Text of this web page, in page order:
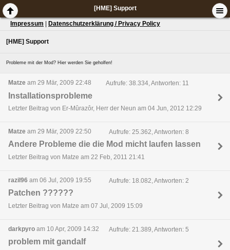
[HME] Support
Impressum Datenschutzerklärung / Privacy Policy
[HME] Support
Probleme mit der Mod? Hier werden Sie geholfen!
Matze am 29 Mär, 2009 22:48 Aufrufe: 38.334, Antworten: 11
Installationsprobleme
Letzter Beitrag von Er-Mûrazôr, Herr der Neun am 04 Jun, 2012 12:29
Matze am 29 Mär, 2009 22:50 Aufrufe: 25.362, Antworten: 8
Andere Probleme die die Mod micht laufen lassen
Letzter Beitrag von Matze am 22 Feb, 2011 21:41
razil96 am 06 Jul, 2009 19:55 Aufrufe: 18.082, Antworten: 2
Patchen ??????
Letzter Beitrag von Matze am 07 Jul, 2009 15:09
darkpyro am 10 Apr, 2009 14:32 Aufrufe: 21.389, Antworten: 5
problem mit gandalf